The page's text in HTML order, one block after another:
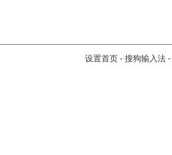
设置首页 - 搜狗输入法 -